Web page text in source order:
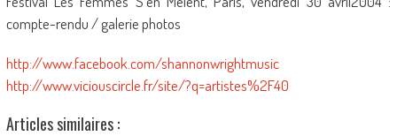
compte-rendu / galerie photos
http://www.facebook.com/shannonwrightmusic
http://www.viciouscircle.fr/site/?q=artistes%2F40
Articles similaires :